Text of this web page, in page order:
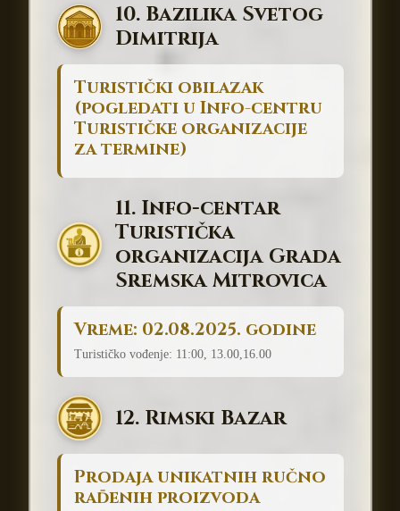
10. Bazilika Svetog
Dimitrija
Turistički obilazak
(pogledati u Info-centru
Turističke organizacije
za termine)
11. Info-centar
Turistička
organizacija Grada
Sremska Mitrovica
Vreme: 02.08.2025. godine
Turističko vođenje: 11:00, 13.00,16.00
12. Rimski Bazar
Prodaja unikatnih ručno
rađenih proizvoda